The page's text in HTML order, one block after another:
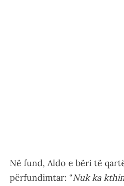
Në fund, Aldo e bëri të
përfundimtar: “Nuk ka